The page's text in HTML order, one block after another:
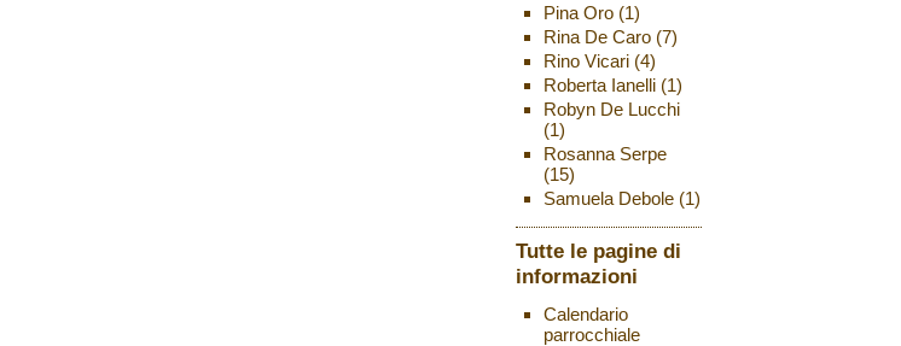
Pina Oro(1)
Rina De Caro(7)
Rino Vicari(4)
Roberta Ianelli(1)
Robyn De Lucchi
(1)
Rosanna Serpe
(15)
Samuela Debole(1)
Tutte le pagine di
informazioni
Calendario
parrocchiale